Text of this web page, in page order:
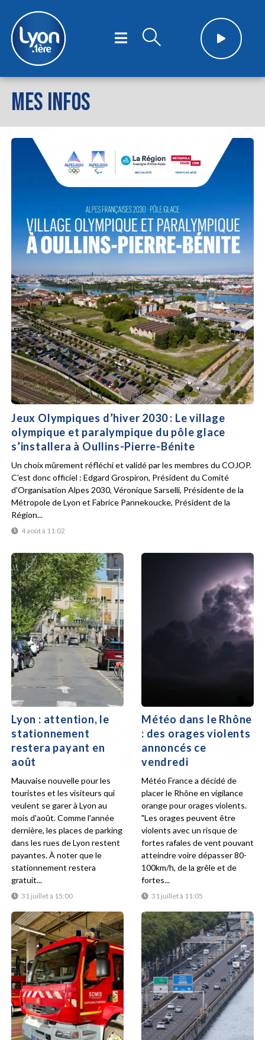
MES INFOS
Jeux Olympiques d’hiver 2030 : Le village
olympique et paralympique du pôle glace
s’installera à Oullins-Pierre-Bénite
4 août à 11:02
Un choix mûrement réfléchi et validé par les membres du COJOP.
C'est donc officiel : Edgard Grospiron, Président du Comité
d'Organisation Alpes 2030, Véronique Sarselli, Présidente de la
Métropole de Lyon et Fabrice Pannekoucke, Président de la
Région...
Lyon : attention, le
stationnement
restera payant en
août
31 juillet à 15:00
Mauvaise nouvelle pour les
touristes et les visiteurs qui
veulent se garer à Lyon au
mois d'août. Comme l'année
dernière, les places de parking
dans les rues de Lyon restent
payantes. À noter que le
stationnement restera
gratuit...
Météo dans le Rhône
: des orages violents
annoncés ce
vendredi
31 juillet à 11:05
Météo France a décidé de
placer le Rhône en vigilance
orange pour orages violents.
"Les orages peuvent être
violents avec un risque de
fortes rafales de vent pouvant
atteindre voire dépasser 80-
100km/h, de la grêle et de
fortes...